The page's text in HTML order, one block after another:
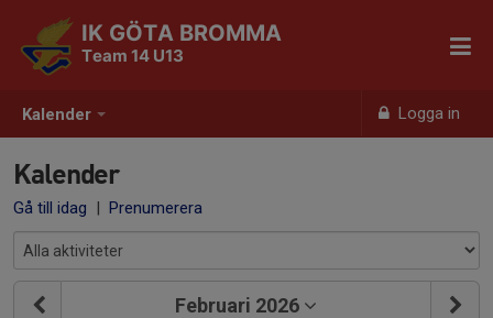
Kalender Logga in
IK GÖTA BROMMA
Team 14 U13
Kalender
Gå till idag | Prenumerera
Februari 2026